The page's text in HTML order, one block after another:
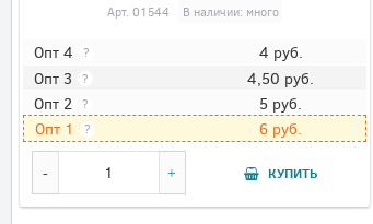
Арт.01544 В наличии: много
Опт 4 ? 4 руб.
Опт 3 ? 4,50 руб.
Опт 2 ? 5 руб.
Опт 1 ? 6 руб.
КУПИТЬ